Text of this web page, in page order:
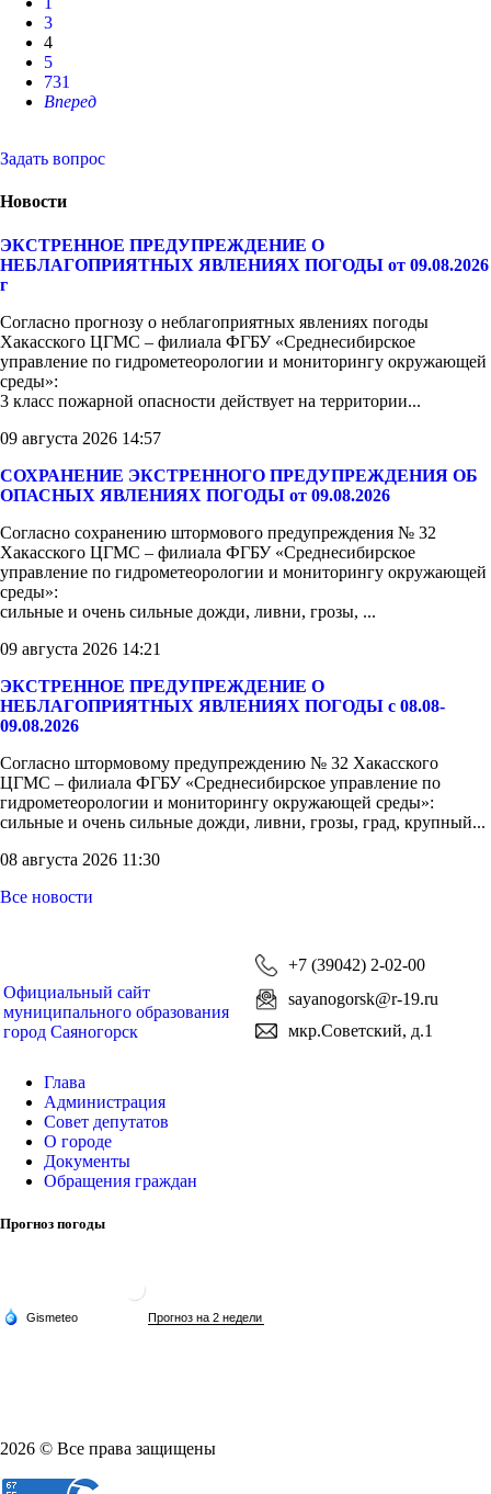
3
4
5
731
Вперед
Задать вопрос
Новости
ЭКСТРЕННОЕ ПРЕДУПРЕЖДЕНИЕ О
НЕБЛАГОПРИЯТНЫХ ЯВЛЕНИЯХ ПОГОДЫ от 09.08.2026
г
Согласно прогнозу о неблагоприятных явлениях погоды
Хакасского ЦГМС – филиала ФГБУ «Среднесибирское
управление по гидрометеорологии и мониторингу окружающей
среды»:
3 класс пожарной опасности действует на территории...
09 августа 2026 14:57
СОХРАНЕНИЕ ЭКСТРЕННОГО ПРЕДУПРЕЖДЕНИЯ ОБ
ОПАСНЫХ ЯВЛЕНИЯХ ПОГОДЫ от 09.08.2026
Согласно сохранению штормового предупреждения № 32
Хакасского ЦГМС – филиала ФГБУ «Среднесибирское
управление по гидрометеорологии и мониторингу окружающей
среды»:
сильные и очень сильные дожди, ливни, грозы, ...
09 августа 2026 14:21
ЭКСТРЕННОЕ ПРЕДУПРЕЖДЕНИЕ О
НЕБЛАГОПРИЯТНЫХ ЯВЛЕНИЯХ ПОГОДЫ с 08.08-
09.08.2026
Согласно штормовому предупреждению № 32 Хакасского
ЦГМС – филиала ФГБУ «Среднесибирское управление по
гидрометеорологии и мониторингу окружающей среды»:
сильные и очень сильные дожди, ливни, грозы, град, крупный...
08 августа 2026 11:30
Все новости
Официальный сайт
муниципального образования
город Саяногорск
+7 (39042) 2-02-00
sayanogorsk@r-19.ru
мкр.Советский, д.1
Глава
Администрация
Совет депутатов
О городе
Документы
Обращения граждан
Прогноз погоды
2026 © Все права защищены